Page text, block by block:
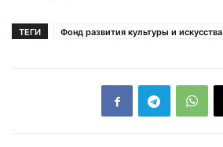
ТЕГИ Фонд развития культуры и искусства